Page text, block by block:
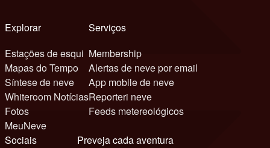
Explorar
Estações de esqui
Mapas do Tempo
Síntese de neve
Whiteroom Notícias
Fotos
MeuNeve
Serviços
Membership
Alertas de neve por email
App mobile de neve
Reporteri neve
Feeds metereológicos
Sociais
Preveja cada aventura